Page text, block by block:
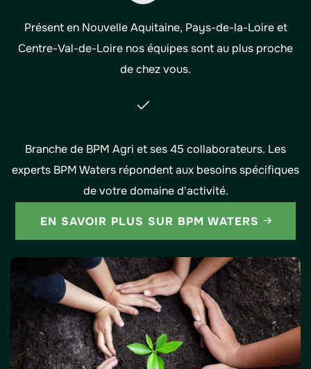
Présent en Nouvelle Aquitaine, Pays-de-la-Loire et
Centre-Val-de-Loire nos équipes sont au plus proche
de chez vous.
Branche de BPM Agri et ses 45 collaborateurs. Les
experts BPM Waters répondent aux besoins spécifiques
de votre domaine d'activité.
EN SAVOIR PLUS SUR BPM WATERS